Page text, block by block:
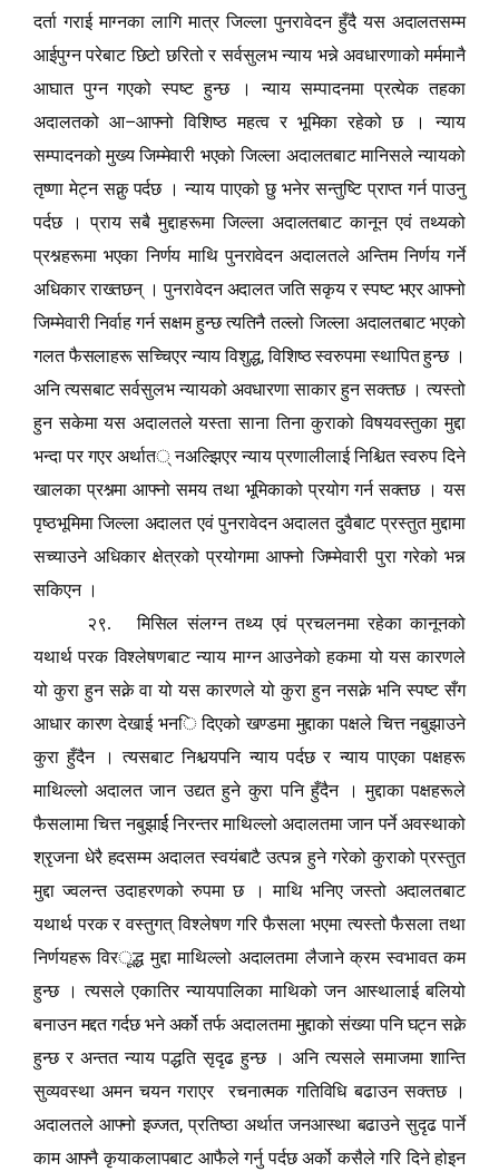
दर्ता गराई माग्नका लागि मात्र जिल्ला पुनरावेदन हुँदै यस अदालतसम्म
आईपुग्न परेबाट छिटो छरितो र सर्वसुलभ न्याय भन्ने अवधारणाको मर्ममानै
आघात पुग्न गएको स्पष्ट हुन्छ । न्याय सम्पादनमा प्रत्येक तहका
अदालतको आ–आफ्नो विशिष्ठ महत्व र भूमिका रहेको छ । न्याय
सम्पादनको मुख्य जिम्मेवारी भएको जिल्ला अदालतबाट मानिसले न्यायको
तृष्णा मेट्न सक्नु पर्दछ । न्याय पाएको छु भनेर सन्तुष्टि प्राप्त गर्न पाउनु
पर्दछ । प्राय सबैमुद्दाहरूमा जिल्ला अदालतबाट कानून एवं तथ्यको
प्रश्नहरूमा भएका निर्णय माथि पुनरावेदन अदालतले अन्तिम निर्णय गर्ने
अधिकार राख्तछन् । पुनरावेदन अदालत जति सकृय र स्पष्ट भएर आफ्नो
जिम्मेवारी निर्वाह गर्न सक्षम हुन्छ त्यतिनै तल्लो जिल्ला अदालतबाट भएको
गलत फैसलाहरू सच्चिएर न्याय विशुद्ध,विशिष्ठ स्वरुपमा स्थापित हुन्छ ।
अनि त्यसबाट सर्वसुलभ न्यायको अवधारणा साकार हुन सक्तछ । त्यस्तो
हुन सकेमा यस अदालतले यस्ता साना तिना कुराको विषयवस्तुका मुद्दा
भन्दा पर गएर अर्थात्नअल्झिएर न्याय प्रणालीलाई निश्चित स्वरुप दिने
खालका प्रश्नमा आफ्नो समय तथा भूमिकाको प्रयोग गर्न सक्तछ । यस
पृष्ठभूमिमा जिल्ला अदालत एवं पुनरावेदन अदालत दुवैबाट प्रस्तुत मुद्दामा
सच्याउने अधिकार क्षेत्रको प्रयोगमा आफ्नो जिम्मेवारी पुरा गरेको भन्न
सकिएन ।
२९. मिसिल संलग्न तथ्य एवं प्रचलनमा रहेका कानूनको
यथार्थ परक विश्लेषणबाट न्याय माग्न आउनेको हकमा यो यस कारणले
यो कुरा हुन सक्ने वा यो यस कारणले यो कुरा हुन नसक्ने भनि स्पष्ट सँग
आधार कारण देखाई भनिदिएको खण्डमा मुद्दाका पक्षले चित्त नबुझाउने
कुरा हुँदैन । त्यसबाट निश्चयपनि न्याय पर्दछ र न्याय पाएका पक्षहरू
माथिल्लो अदालत जान उद्यत हुने कुरा पनि हुँदैन । मुद्दाका पक्षहरूले
फैसलामा चित्त नबुझार्ई निरन्तर माथिल्लो अदालतमा जान पर्ने अवस्थाको
श्रृजना धेरै हदसम्म अदालत स्वयंबाटै उत्पन्न हुने गरेको कुराको प्रस्तुत
मुद्दा ज्वलन्त उदाहरणको रुपमा छ । माथि भनिए जस्तो अदालतबाट
यथार्थ परक र वस्तुगत् विश्लेषण गरि फैसला भएमा त्यस्तो फैसला तथा
निर्णयहरू विरूद्ध मुद्दा माथिल्लो अदालतमा लैजाने क्रम स्वभावत कम
हुन्छ । त्यसले एकातिर न्यायपालिका माथिको जन आस्थालाईबलियो
बनाउन मद्दत गर्दछ भने अर्को तर्फ अदालतमा मुद्दाको संख्या पनि घट्न सक्ने
हुन्छ र अन्तत न्याय पद्धति सृदृढ हुन्छ । अनि त्यसले समाजमा शान्ति
सुव्यवस्था अमन चयन गराएर रचनात्मक गतिविधिबढाउन सक्तछ ।
अदालतले आफ्नो इज्जत,प्रतिष्ठा अर्थात जनआस्थाबढाउने सुदृढ पार्ने
काम आफ्नै कृयाकलापबाट आफैले गर्नु पर्दछ अर्को कसैले गरि दिने होइन